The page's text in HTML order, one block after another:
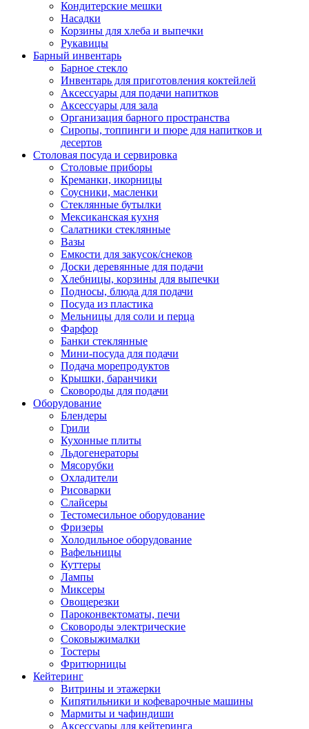
Кондитерские мешки
Насадки
Корзины для хлеба и выпечки
Рукавицы
Барный инвентарь
Барное стекло
Инвентарь для приготовления коктейлей
Аксессуары для подачи напитков
Аксессуары для зала
Организация барного пространства
Сиропы, топпинги и пюре для напитков и
десертов
Столовая посуда и сервировка
Столовые приборы
Креманки, икорницы
Соусники, масленки
Стеклянные бутылки
Мексиканская кухня
Салатники стеклянные
Вазы
Емкости для закусок/снеков
Доски деревянные для подачи
Хлебницы, корзины для выпечки
Подносы, блюда для подачи
Посуда из пластика
Мельницы для соли и перца
Фарфор
Банки стеклянные
Мини-посуда для подачи
Подача морепродуктов
Крышки, баранчики
Сковороды для подачи
Оборудование
Блендеры
Грили
Кухонные плиты
Льдогенераторы
Мясорубки
Охладители
Рисоварки
Слайсеры
Тестомесильное оборудование
Фризеры
Холодильное оборудование
Вафельницы
Куттеры
Лампы
Миксеры
Овощерезки
Пароконвектоматы, печи
Сковороды электрические
Соковыжималки
Тостеры
Фритюрницы
Кейтеринг
Витрины и этажерки
Кипятильники и кофеварочные машины
Мармиты и чафиндиши
Аксессуары для кейтеринга